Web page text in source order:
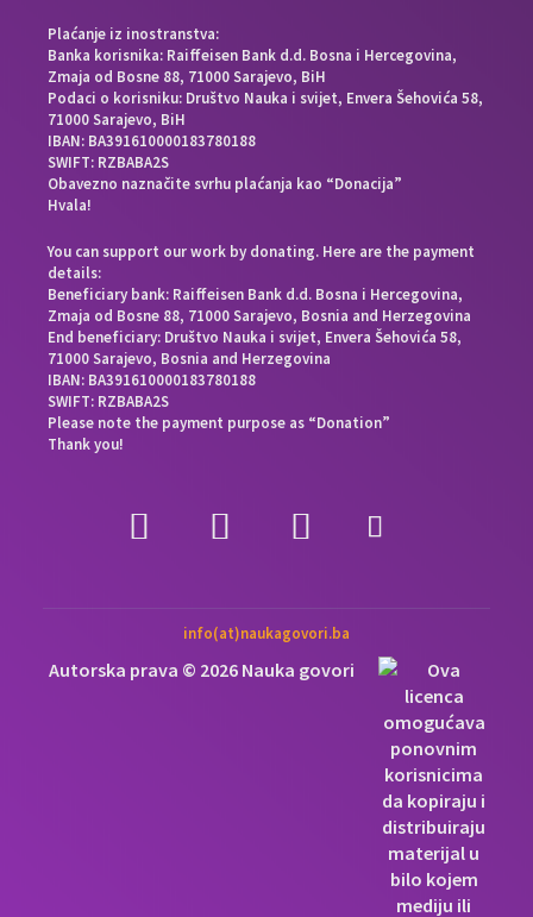
Plaćanje iz inostranstva:
Banka korisnika: Raiffeisen Bank d.d. Bosna i Hercegovina,
Zmaja od Bosne 88, 71000 Sarajevo, BiH
Podaci o korisniku: Društvo Nauka i svijet, Envera Šehovića 58,
71000 Sarajevo, BiH
IBAN: BA391610000183780188
SWIFT: RZBABA2S
Obavezno naznačite svrhu plaćanja kao “Donacija”
Hvala!
You can support our work by donating. Here are the payment
details:
Beneficiary bank: Raiffeisen Bank d.d. Bosna i Hercegovina,
Zmaja od Bosne 88, 71000 Sarajevo, Bosnia and Herzegovina
End beneficiary: Društvo Nauka i svijet, Envera Šehovića 58,
71000 Sarajevo, Bosnia and Herzegovina
IBAN: BA391610000183780188
SWIFT: RZBABA2S
Please note the payment purpose as “Donation”
Thank you!
info(at)naukagovori.ba
Autorska prava © 2026 Nauka govori